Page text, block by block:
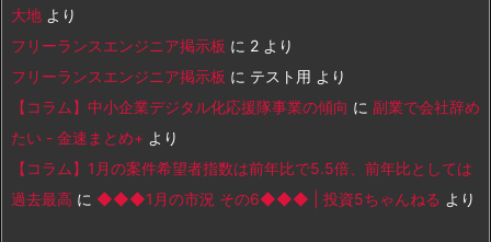
大地 より
フリーランスエンジニア掲示板 に 2 より
フリーランスエンジニア掲示板 に テスト用 より
【コラム】中小企業デジタル化応援隊事業の傾向 に 副業で会社辞め
たい - 金速まとめ+ より
【コラム】1月の案件希望者指数は前年比で5.5倍、前年比としては
過去最高 に ◆◆◆1月の市況 その6◆◆◆ | 投資5ちゃんねる より